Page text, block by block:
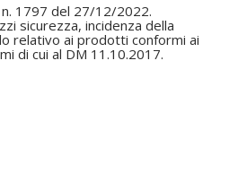
1797 del 27/12/2022.
sicurezza, incidenza della
relativo ai prodotti conformi ai
di cui al DM 11.10.2017.